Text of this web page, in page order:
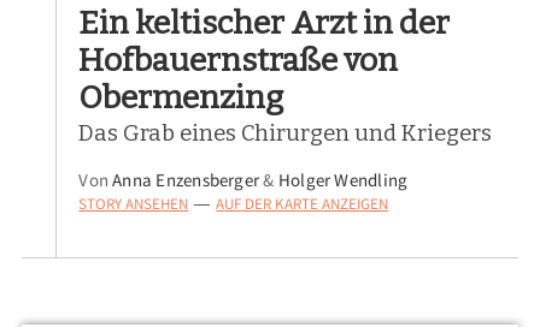
Ein keltischer Arzt in der
Hofbauernstraße von
Obermenzing
Das Grab eines Chirurgen und Kriegers
VonAnna Enzensberger& Holger Wendling
STORY ANSEHEN — AUF DER KARTE ANZEIGEN